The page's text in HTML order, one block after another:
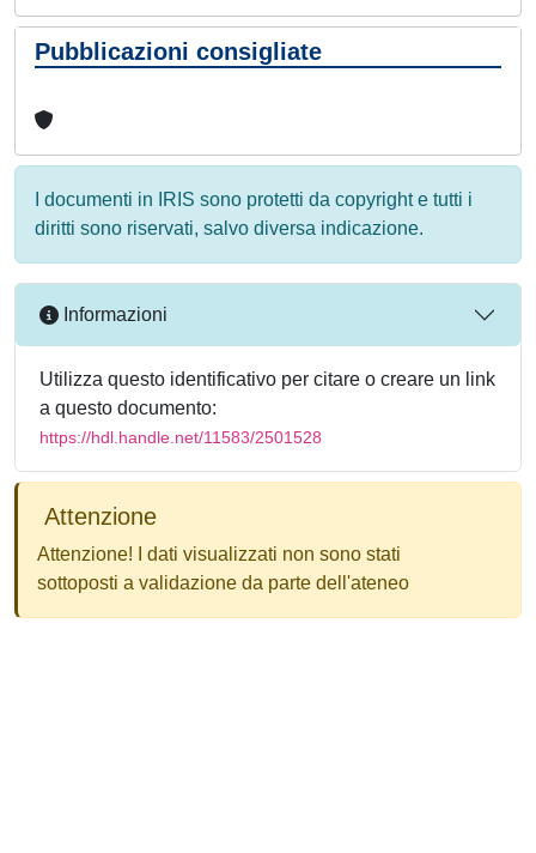
Pubblicazioni consigliate
I documenti in IRIS sono protetti da copyright e tutti i
diritti sono riservati, salvo diversa indicazione.
Informazioni
Utilizza questo identificativo per citare o creare un link
a questo documento:
https://hdl.handle.net/11583/2501528
Attenzione
Attenzione! I dati visualizzati non sono stati
sottoposti a validazione da parte dell'ateneo